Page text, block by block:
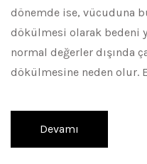
dönemde ise, vücuduna
dökülmesi olarak bedeni
normal değerler dışında
dökülmesine neden olur.
Devamı